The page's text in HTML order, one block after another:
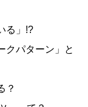
る」!?
クパターン」と
？